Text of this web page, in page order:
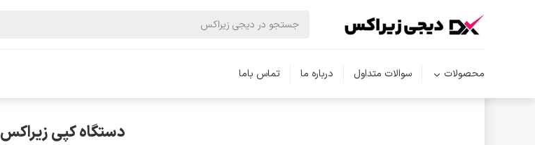
محصولات سوالات متداول درباره ما تماس باما دیجی زیراکس دستگاه کپی دستگاه کپی سیاه و سفید
دستگاه کپی زیراکس WorkCentre 5865